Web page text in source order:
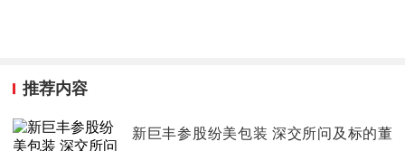
推荐内容
新巨丰参股纷美包装 深交所问及标的董